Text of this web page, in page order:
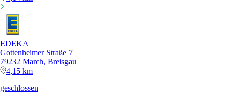
EDEKA
Gottenheimer Straße 7
79232 March, Breisgau
4,15 km
geschlossen